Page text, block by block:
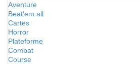
Aventure
Beat'em all
Cartes
Horror
Plateforme
Combat
Course